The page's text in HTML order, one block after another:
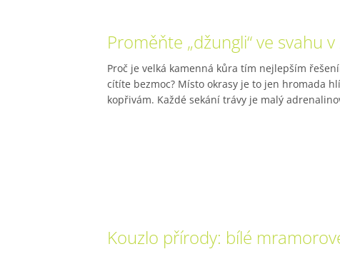
Proměňte „džungli“ ve svahu
Proč je velká kamenná kůra tím nejlepším
cítíte bezmoc? Místo okrasy je to jen hromada
kopřivám. Každé sekání trávy je malý
Kouzlo přírody: bílé